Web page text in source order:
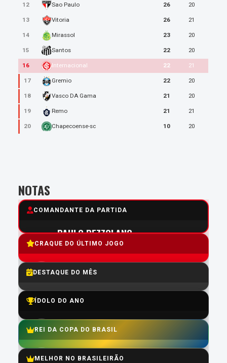
PAULO PEZZOLANO
12 Sao Paulo 26 20
13 Vitoria 26 21
14 Mirassol 23 20
15 Santos 22 20
16 Internacional 22 21
17 Gremio 22 20
18 Vasco DA Gama 21 20
19 Remo 21 21
20 Chapecoense-sc 10 20
NOTAS
COMANDANTE DA PARTIDA
PAULO PEZZOLANO
Média do Último jogo:
Média do Ano: 4.8
CRAQUE DO ÚLTIMO JOGO
GABRIEL MERCADO
DESTAQUE DO MÊS
GABRIEL MERCADO
ÍDOLO DO ANO
MATHEUS CUNHA
Média: 6.7
REI DA COPA DO BRASIL
GUILLERMO MARIPÁN
MELHOR NO BRASILEIRÃO